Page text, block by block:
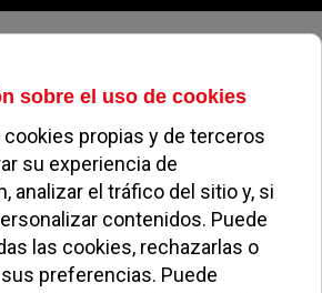
08 de agosto de 2026
Peluqueros
9
Alarcon